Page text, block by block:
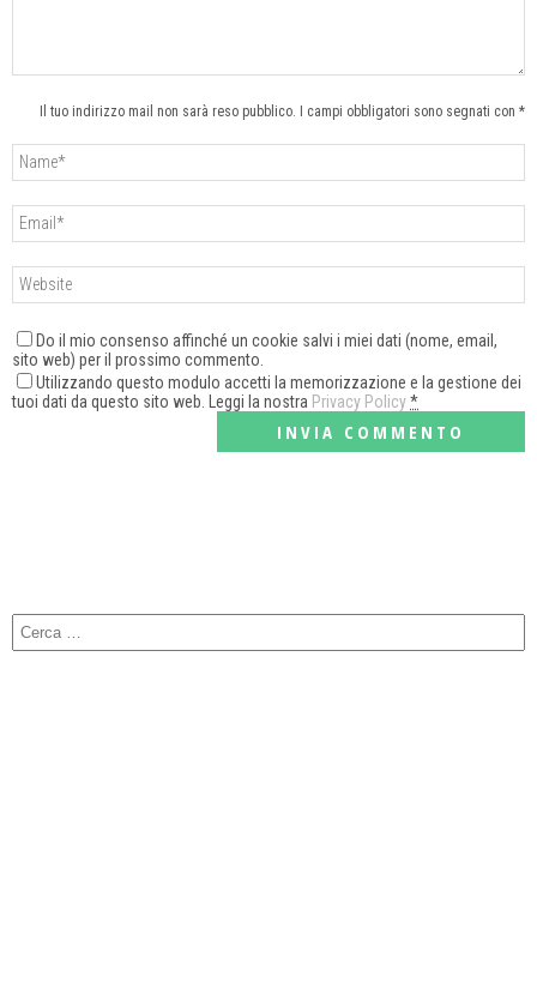
Il tuo indirizzo mail non sarà reso pubblico. I campi obbligatori sono segnati con *
Do il mio consenso affinché un cookie salvi i miei dati (nome, email,
sito web) per il prossimo commento.
Utilizzando questo modulo accetti la memorizzazione e la gestione dei
tuoi dati da questo sito web. Leggi la nostra Privacy Policy*